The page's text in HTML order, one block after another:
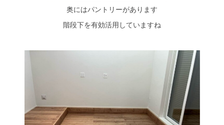
奥にはパントリーがあります
階段下を有効活用していますね